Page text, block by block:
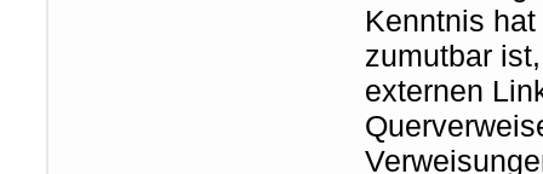
Kenntnis
zumutbar
externen